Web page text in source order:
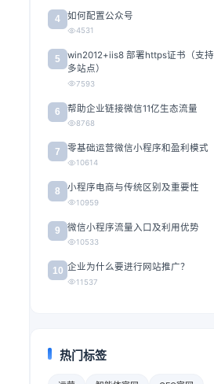
4 如何配置公众号
4531
5
win2012+iis8 部署https证书（支持
多站点）
7593
6 帮助企业链接微信11亿生态流量
8768
7 零基础运营微信小程序和盈利模式
10614
8 小程序电商与传统区别及重要性
10959
9 微信小程序流量入口及利用优势
10533
10 企业为什么要进行网站推广？
11537
热门标签